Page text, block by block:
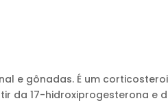
e gônadas. É um
da 17-hidroxiprogesterona e